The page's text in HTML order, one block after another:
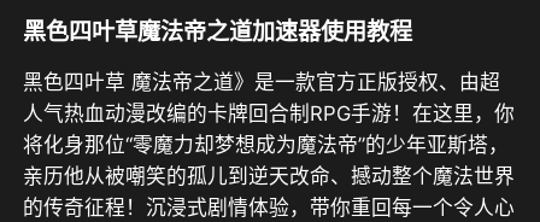
黑色四叶草魔法帝之道加速器使用教程
黑色四叶草 魔法帝之道》是一款官方正版授权、由超
人气热血动漫改编的卡牌回合制RPG手游！在这里，你
将化身那位“零魔力却梦想成为魔法帝”的少年亚斯塔，
亲历他从被嘲笑的孤儿到逆天改命、撼动整个魔法世界
的传奇征程！沉浸式剧情体验，带你重回每一个令人心